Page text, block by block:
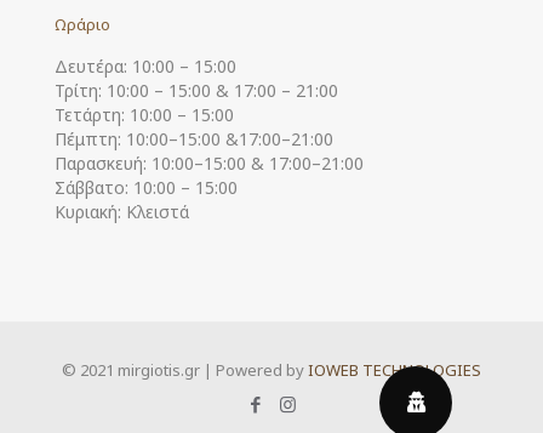
Ωράριο
Δευτέρα: 10:00 – 15:00
Τρίτη: 10:00 – 15:00 & 17:00 – 21:00
Τετάρτη: 10:00 – 15:00
Πέμπτη: 10:00–15:00 &17:00–21:00
Παρασκευή: 10:00–15:00 & 17:00–21:00
Σάββατο: 10:00 – 15:00
Κυριακή: Κλειστά
© 2021 mirgiotis.gr | Powered byIOWEB TECHNOLOGIES